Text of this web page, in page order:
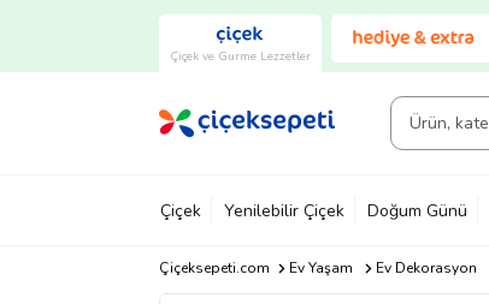
Çiçek ve Gurme Lezzetler
Çiçek Yenilebilir Çiçek Doğum Günü
Çiçeksepeti.com Ev Yaşam Ev Dekorasyon